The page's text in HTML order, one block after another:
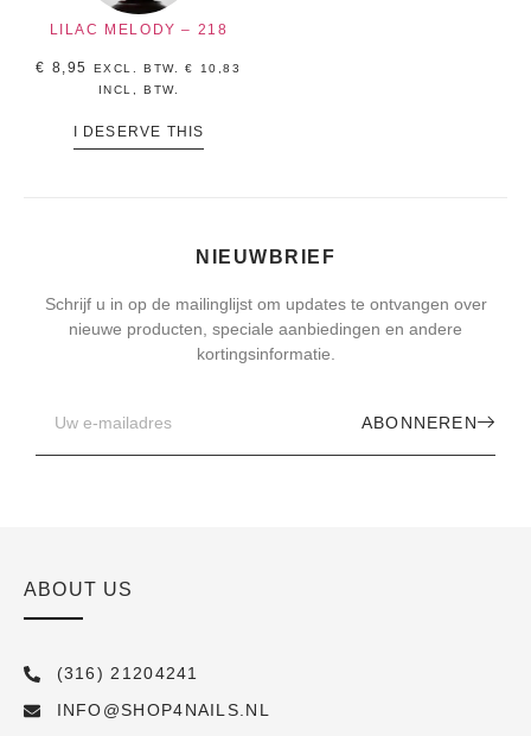
LILAC MELODY – 218
€ 8,95 EXCL. BTW.€
10,83
INCL, BTW.
I DESERVE THIS
NIEUWBRIEF
Schrijf u in op de mailinglijst om updates te ontvangen over
nieuwe producten, speciale aanbiedingen en andere
kortingsinformatie.
ABONNEREN
ABOUT US
(316) 21204241
INFO@SHOP4NAILS.NL